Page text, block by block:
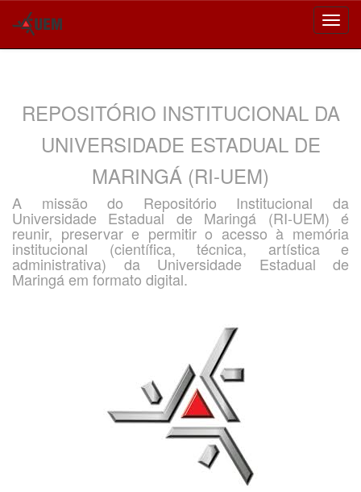
REPOSITÓRIO INSTITUCIONAL DA
UNIVERSIDADE ESTADUAL DE
MARINGÁ (RI-UEM)
A missão do Repositório Institucional da
Universidade Estadual de Maringá (RI-UEM) é
reunir, preservar e permitir o acesso à memória
institucional (científica, técnica, artística e
administrativa) da Universidade Estadual de
Maringá em formato digital.